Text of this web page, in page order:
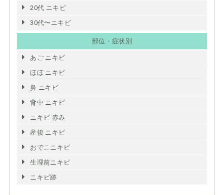
20代 ニキビ
30代〜ニキビ
部位・症状別
あご ニキビ
ほほ ニキビ
鼻 ニキビ
背中 ニキビ
ニキビ 赤み
産後 ニキビ
おでこニキビ
生理前ニキビ
ニキビ跡